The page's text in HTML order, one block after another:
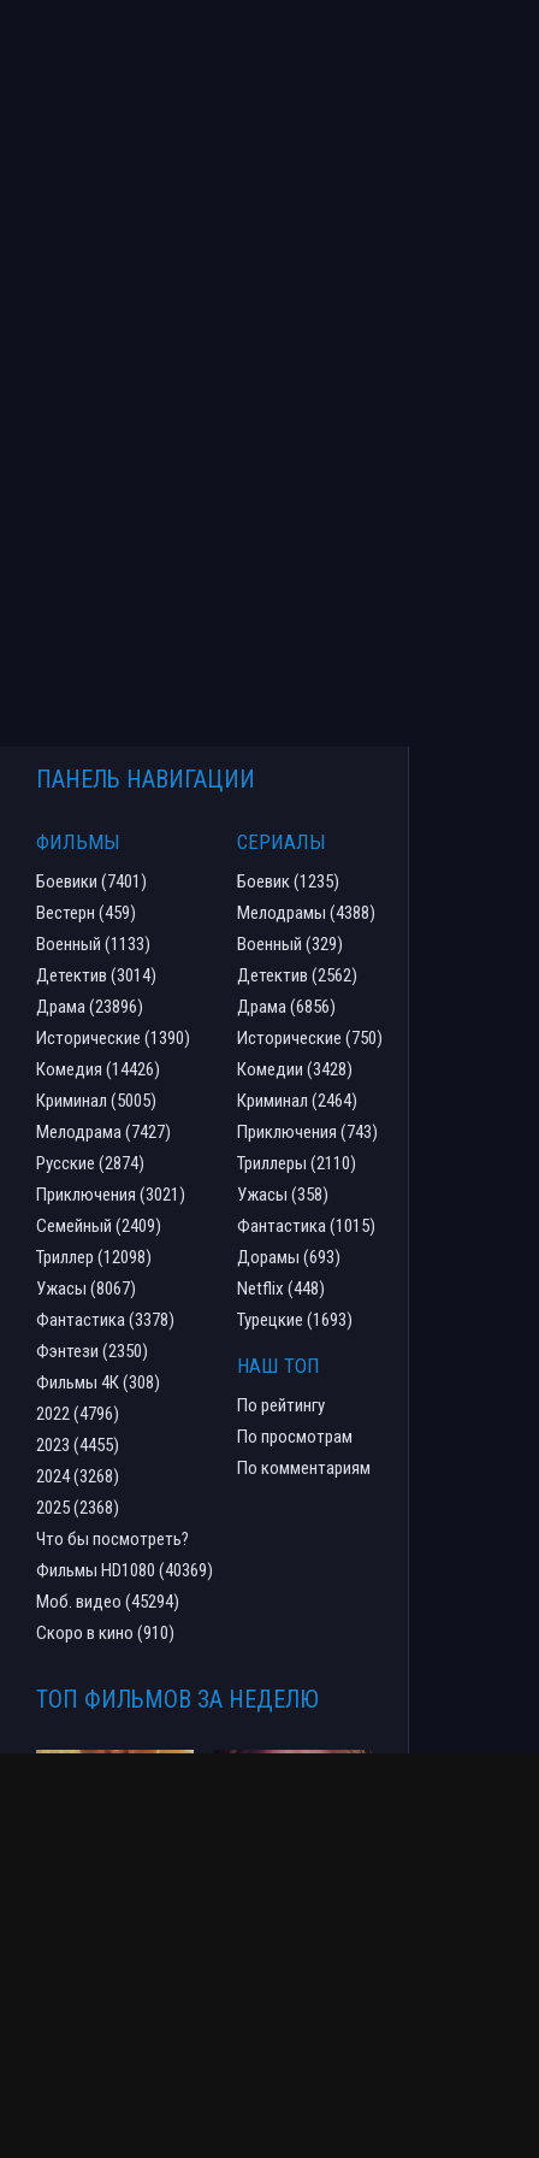
ПАНЕЛЬ НАВИГАЦИИ
ФИЛЬМЫ
Боевики (7401)
Вестерн (459)
Военный (1133)
Детектив (3014)
Драма (23896)
Исторические (1390)
Комедия (14426)
Криминал (5005)
Мелодрама (7427)
Русские (2874)
Приключения (3021)
Семейный (2409)
Триллер (12098)
Ужасы (8067)
Фантастика (3378)
Фэнтези (2350)
Фильмы 4К (308)
2022 (4796)
2023 (4455)
2024 (3268)
2025 (2368)
Что бы посмотреть?
Фильмы HD1080 (40369)
Моб. видео (45294)
Скоро в кино (910)
СЕРИАЛЫ
Боевик (1235)
Мелодрамы (4388)
Военный (329)
Детектив (2562)
Драма (6856)
Исторические (750)
Комедии (3428)
Криминал (2464)
Приключения (743)
Триллеры (2110)
Ужасы (358)
Фантастика (1015)
Дорамы (693)
Netflix (448)
Турецкие (1693)
НАШ ТОП
По рейтингу
По просмотрам
По комментариям
ТОП ФИЛЬМОВ ЗА НЕДЕЛЮ